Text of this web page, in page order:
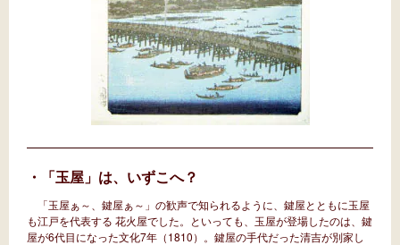
・「玉屋」は、いずこへ？
「玉屋ぁ～、鍵屋ぁ～」の歓声で知られるように、鍵屋とともに玉屋
も江戸を代表する 花火屋でした。といっても、玉屋が登場したのは、鍵
屋が6代目になった文化7年（1810）。鍵屋の手代だった清吉が別家し